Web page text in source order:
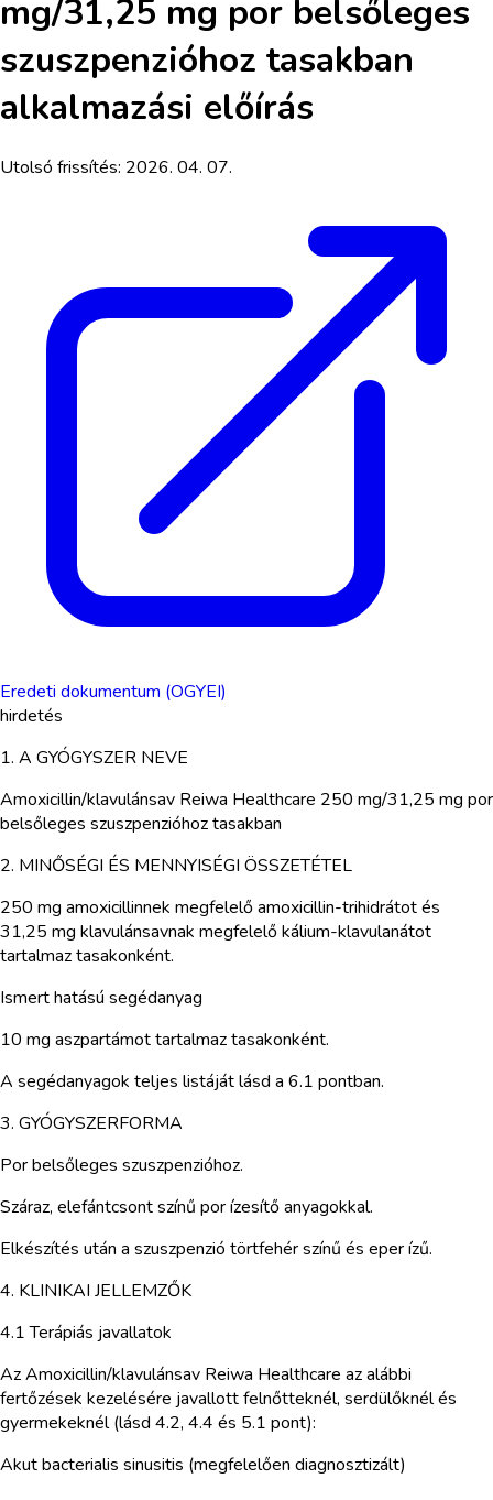
mg/31,25 mg por belsőleges
szuszpenzióhoz tasakban
alkalmazási előírás
Utolsó frissítés: 2026. 04. 07.
Eredeti dokumentum (OGYEI)
hirdetés
1. A GYÓGYSZER NEVE
Amoxicillin/klavulánsav Reiwa Healthcare 250 mg/31,25 mg por
belsőleges szuszpenzióhoz tasakban
2. MINŐSÉGI ÉS MENNYISÉGI ÖSSZETÉTEL
250 mg amoxicillinnek megfelelő amoxicillin-trihidrátot és
31,25 mg klavulánsavnak megfelelő kálium-klavulanátot
tartalmaz tasakonként.
Ismert hatású segédanyag
10 mg aszpartámot tartalmaz tasakonként.
A segédanyagok teljes listáját lásd a 6.1 pontban.
3. GYÓGYSZERFORMA
Por belsőleges szuszpenzióhoz.
Száraz, elefántcsont színű por ízesítő anyagokkal.
Elkészítés után a szuszpenzió törtfehér színű és eper ízű.
4. KLINIKAI JELLEMZŐK
4.1 Terápiás javallatok
Az Amoxicillin/klavulánsav Reiwa Healthcare az alábbi
fertőzések kezelésére javallott felnőtteknél, serdülőknél és
gyermekeknél (lásd 4.2, 4.4 és 5.1 pont):
Akut bacterialis sinusitis (megfelelően diagnosztizált)